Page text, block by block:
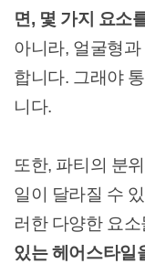
면, 몇 가지 요소
아니라, 얼굴형
합니다. 그래야
니다.
또한, 파티의 분
일이 달라질 수
러한 다양한 요
있는 헤어스타일